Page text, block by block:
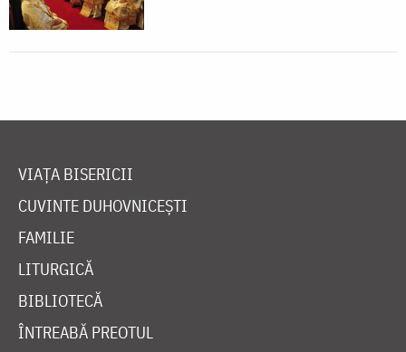
VIAȚA BISERICII
CUVINTE DUHOVNICEȘTI
FAMILIE
LITURGICĂ
BIBLIOTECĂ
ÎNTREABĂ PREOTUL